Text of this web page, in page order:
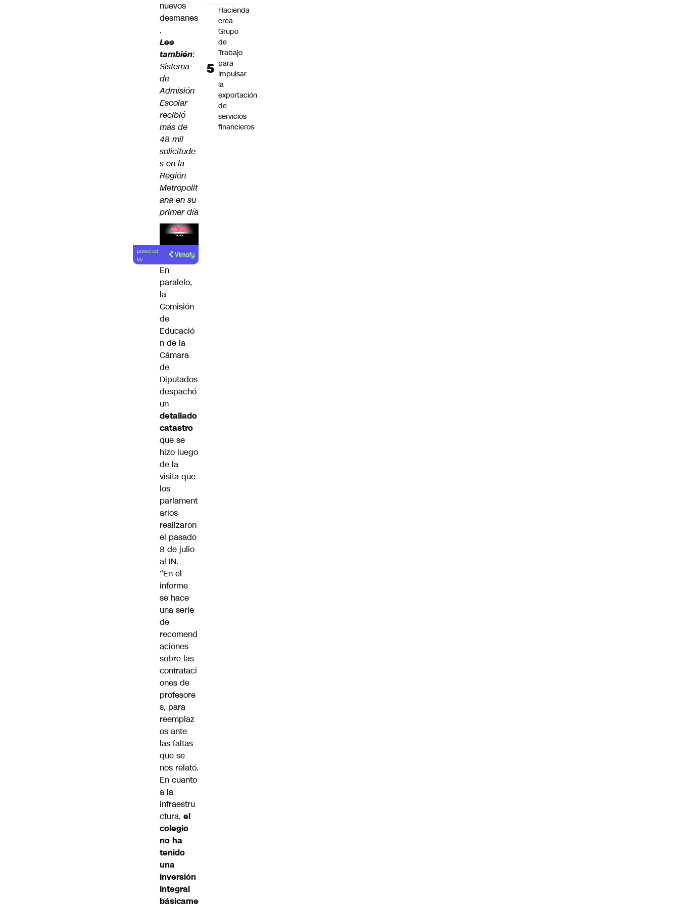
nuevos
desmanes
.
Lee
también:
Sistema
de
Admisión
Escolar
recibió
más de
48 mil
solicitude
s en la
Región
Metropolit
ana en su
primer día
Lea el
artículo
powered
by
En
paralelo,
la
Comisión
de
Educació
n de la
Cámara
de
Diputados
despachó
un
detallado
catastro
que se
hizo luego
de la
visita que
los
parlament
arios
realizaron
el pasado
8 de julio
al IN.
“En el
informe
se hace
una serie
de
recomend
aciones
sobre las
contrataci
ones de
profesore
s, para
reemplaz
os ante
las faltas
que se
nos relató.
En cuanto
a la
infraestru
ctura, el
colegio
no ha
tenido
una
inversión
integral
básicame
Hacienda
crea
Grupo
de
Trabajo
para
impulsar
la
exportación
de
servicios
financieros